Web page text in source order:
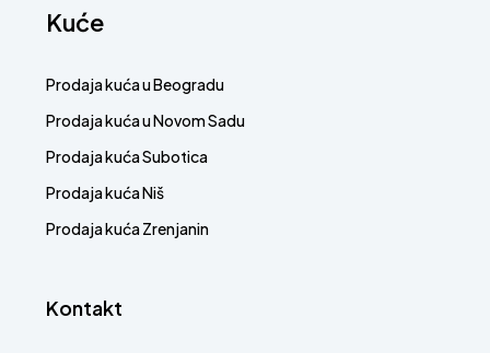
Kuće
Prodaja kuća u Beogradu
Prodaja kuća u Novom Sadu
Prodaja kuća Subotica
Prodaja kuća Niš
Prodaja kuća Zrenjanin
Kontakt